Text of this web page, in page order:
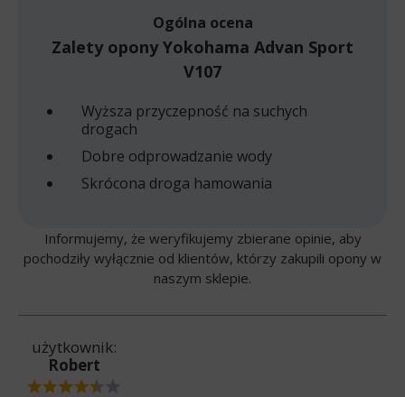
Ogólna ocena
Zalety opony Yokohama Advan Sport
V107
Wyższa przyczepność na suchych
drogach
Dobre odprowadzanie wody
Skrócona droga hamowania
Informujemy, że weryfikujemy zbierane opinie, aby
pochodziły wyłącznie od klientów, którzy zakupili opony w
naszym sklepie.
użytkownik:
Robert